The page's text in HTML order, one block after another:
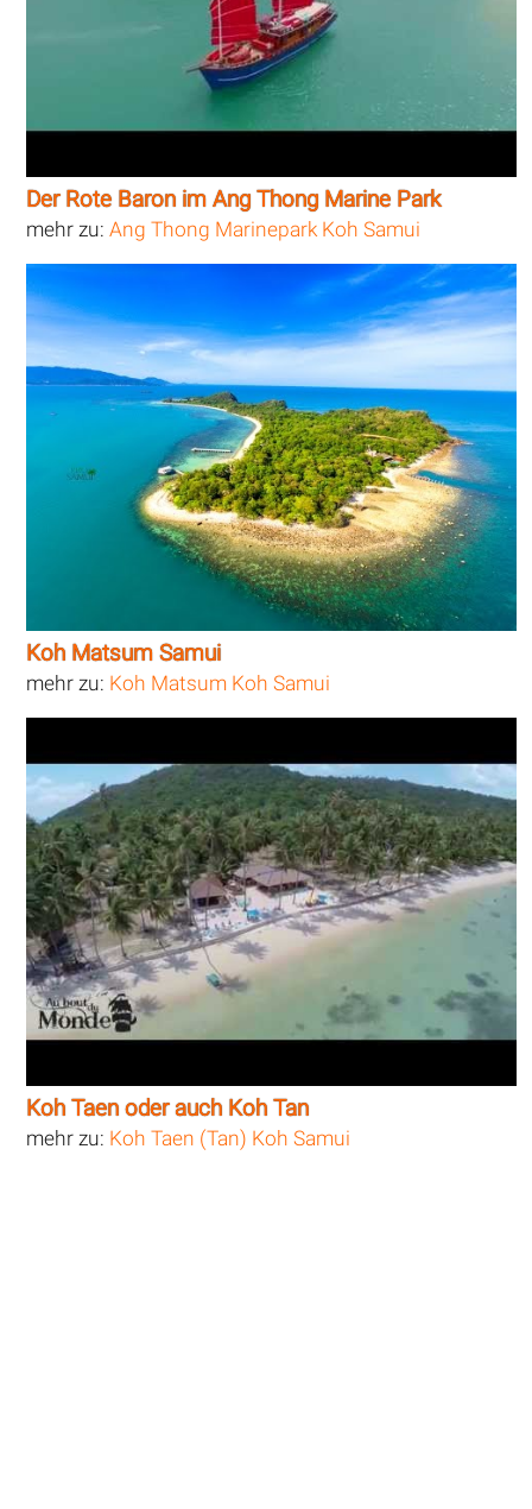
Der Rote Baron im Ang Thong Marine Park
mehr zu:Ang Thong Marinepark Koh Samui
Koh Matsum Samui
mehr zu: Koh Matsum Koh Samui
Koh Taen oder auch Koh Tan
mehr zu: Koh Taen (Tan) Koh Samui